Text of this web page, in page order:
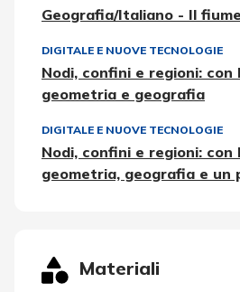
Geografia/Italiano - Il fiume
DIGITALE E NUOVE TECNOLOGIE
Nodi, confini e regioni: con
geometria e geografia
DIGITALE E NUOVE TECNOLOGIE
Nodi, confini e regioni: con
geometria, geografia e un
Materiali